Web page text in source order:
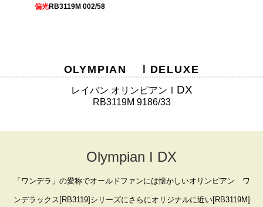
偏光RB3119M 002/58
OLYMPIAN ⅠDELUXE
レイバン オリンピアンⅠ DX
RB3119M 9186/33
Olympian I DX
「ワンデラ」の愛称でオールドファンには懐かしいオリンピアン ワ
ンデラックス[RB3119]シリーズにさらにオリジナルに近い[RB3119M]